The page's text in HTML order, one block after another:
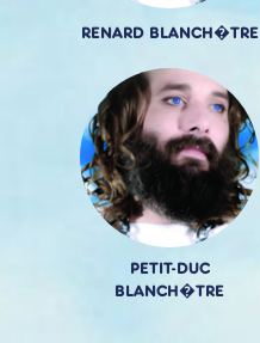
RENARD BLANCH�TRE
PETIT-DUC
BLANCH�TRE